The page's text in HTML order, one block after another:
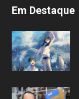
Em Destaque